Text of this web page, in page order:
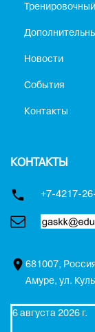
Новости
События
Контакты
КОНТАКТЫ
+7-4217-
681007,
Амуре, ул.
6 августа 2026 г.